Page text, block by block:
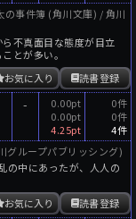
事件簿 (角川文庫) / 角川
不真面目な態度が目立
とが多い。
読書登録
お気に入り
-
0.00pt
0.00pt
4.25pt
0件
0件
4件
グループパブリッシング)
の中にあったが、人人の
読書登録
お気に入り